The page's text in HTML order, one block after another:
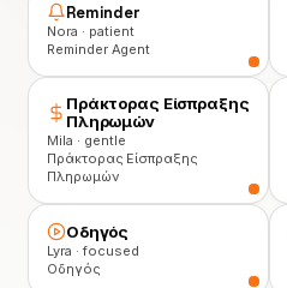
Reminder
Nora · patient
Reminder Agent
Πράκτορας Είσπραξης
Πληρωμών
Mila · gentle
Πράκτορας Είσπραξης
Πληρωμών
Οδηγός
Lyra · focused
Οδηγός